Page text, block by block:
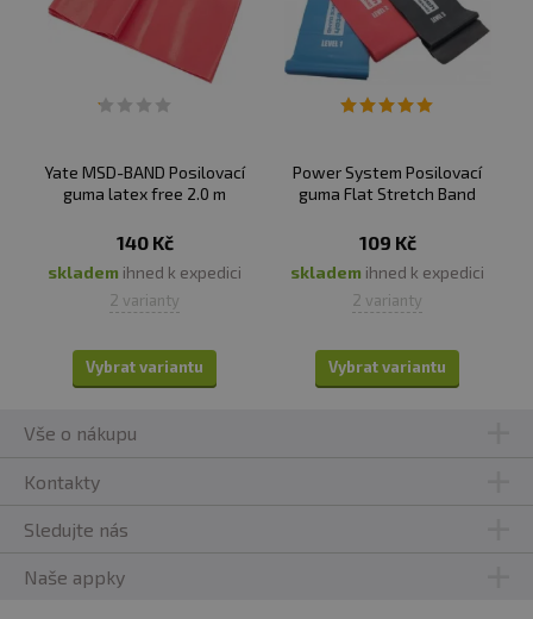
Yate MSD-BAND Posilovací
guma latex free 2.0 m
140 Kč
skladem ihned k expedici
2 varianty
Vybrat variantu
Power System Posilovací
guma Flat Stretch Band
109 Kč
skladem ihned k expedici
2 varianty
Vybrat variantu
Vše o nákupu
Kontakty
Sledujte nás
Naše appky